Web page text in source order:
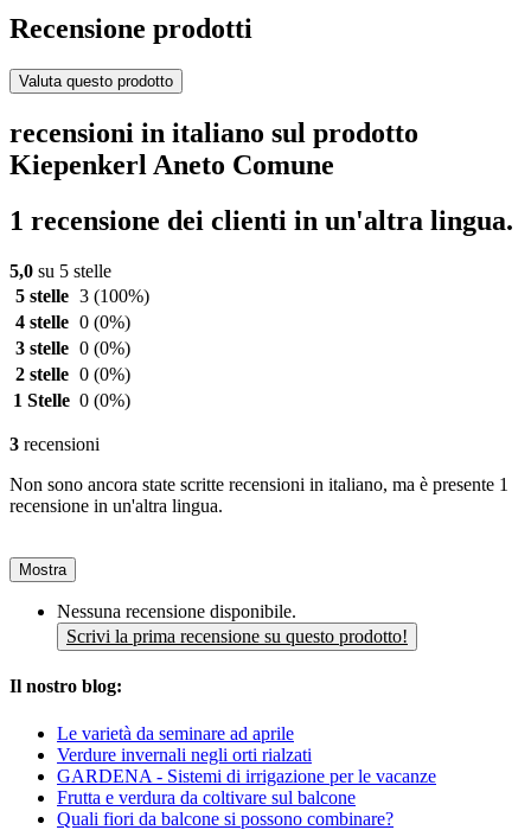
Recensione prodotti
Valuta questo prodotto
recensioni in italiano sul prodotto
Kiepenkerl Aneto Comune
1 recensione dei clienti in un'altra lingua.
5,0 su 5 stelle
5 stelle 3 (100%)
4 stelle 0 (0%)
3 stelle 0 (0%)
2 stelle 0 (0%)
1 Stelle 0 (0%)
3 recensioni
Non sono ancora state scritte recensioni in italiano, ma è presente 1
recensione in un'altra lingua.
Mostra
Nessuna recensione disponibile.
Scrivi la prima recensione su questo prodotto!
Il nostro blog:
Le varietà da seminare ad aprile
Verdure invernali negli orti rialzati
GARDENA - Sistemi di irrigazione per le vacanze
Frutta e verdura da coltivare sul balcone
Quali fiori da balcone si possono combinare?